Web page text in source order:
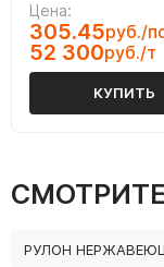
Цена:
305.45руб./
52 300руб./т
КУПИТЬ
РУЛОН